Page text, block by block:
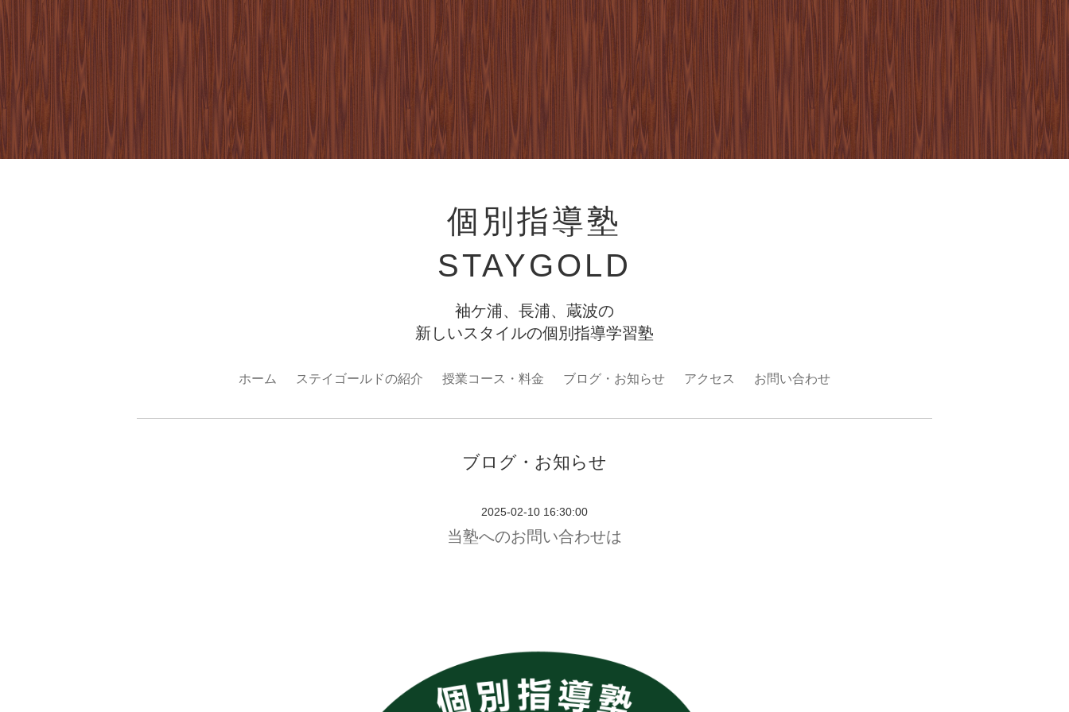
個別指導塾
STAYGOLD
袖ケ浦、長浦、蔵波の
新しいスタイルの個別指導学習塾
ホーム ステイゴールドの紹介 授業コース・料金 ブログ・お知らせ アクセス お問い合わせ
ブログ・お知らせ
2025-02-10 16:30:00
当塾へのお問い合わせは